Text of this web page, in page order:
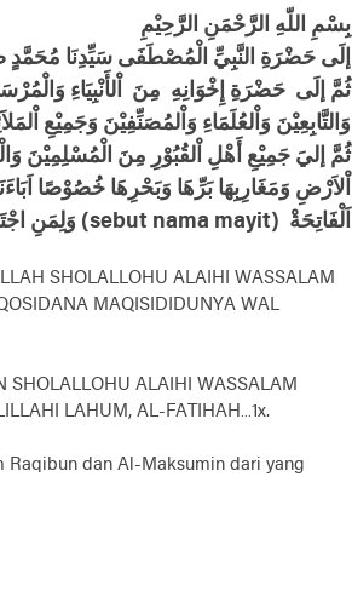
بِسْمِ اللّهِ الرَّحْمَنِ الرَّحِيْمِ
إلَى حَضْرَةِ النَّبِيِّ الْمُصْطَفَى سَيِّدِنَا مُحَمَّدٍ
ثُمَّ إلَى حَضْرَةِ إِخْوَانِهِ مِنَ اْلأَنْبِيَاءِ
وَالتَّابِعِيْنَ وَاْلعُلَمَاءِ وَاْلمُصَنِّفِيْنَ وَجَمِيْعِ
ثُمَّ إليَ جَمِيْعِ أَهْلِ اْلقُبُوْرِ مِنَ الْمُسْلِمِيْنَ
اْلاَرْضِ وَمَغَارِبِهَا بَرِّهَا وَبَحْرِهَا خُصُوْصًا
وَلِمَنِ اجْتَمَعْنَا هَهُنَا بِسَبَبِهِ وَخُصُوْصًا (sebut nama mayit) اَلْفَاتِحَةْ
SHOLALLOHU ALAIHI WASSALAM
MAQISIDIDUNYA WAL
SHOLALLOHU ALAIHI WASSALAM
LAHUM, AL-FATIHAH…1x.
Raqibun dan Al-Maksumin dari yang